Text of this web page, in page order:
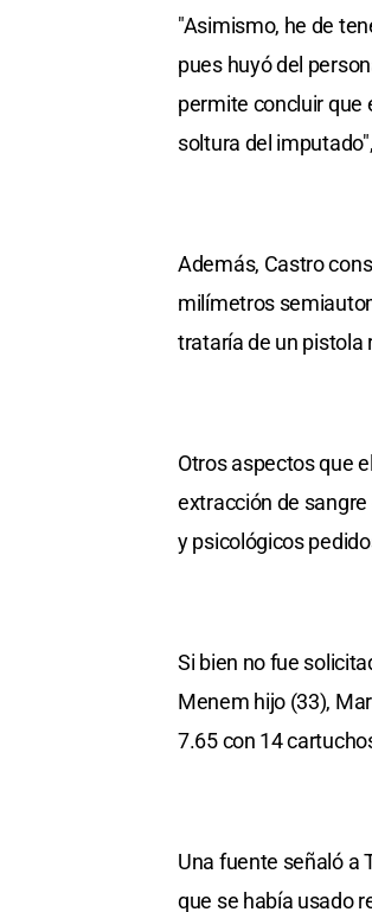
"Asimismo, he de
pues huyó del
permite concluir que
soltura del
Además, Castro
milímetros
trataría de un pistola
Otros aspectos que
extracción de
y psicológicos
Si bien no fue
Menem hijo (33),
7.65 con 14
Una fuente señaló a
que se había usado